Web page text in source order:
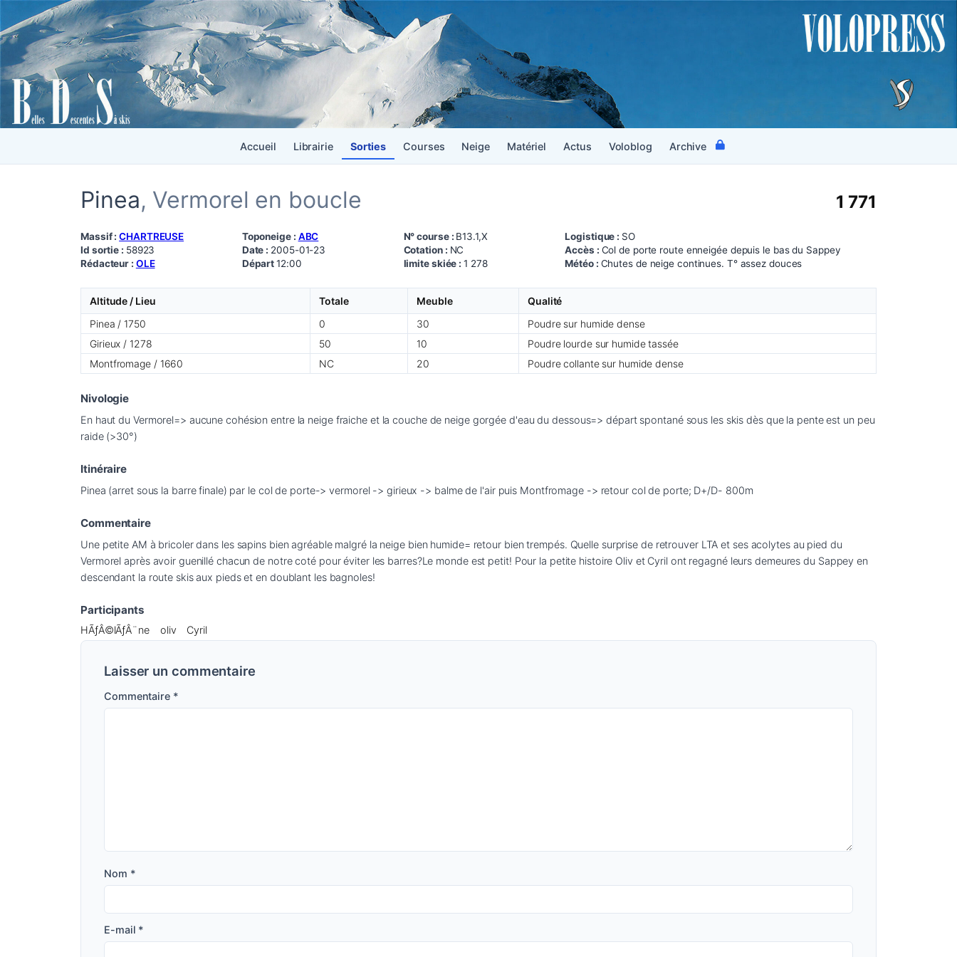
Accueil Librairie Sorties Courses Neige Matériel Actus Voloblog Archive
Pinea, Vermorel en boucle 1 771
Massif :CHARTREUSE
Id sortie : 58923
Rédacteur : OLE
Toponeige : ABC
Date : 2005-01-23
Départ12:00
N° course : B13.1,X
Cotation : NC
limite skiée :1 278
Logistique : SO
Accès : Col de porte route enneigée depuis le bas du Sappey
Météo : Chutes de neige continues. T° assez douces
Altitude / Lieu Totale Meuble
Qualité
Pinea / 1750
0 30
Poudre sur humide dense
Girieux / 1278
50 10
Poudre lourde sur humide tassée
Montfromage / 1660
NC 20 Poudre collante sur humide dense
Nivologie
En haut du Vermorel=> aucune cohésion entre la neige fraiche et la couche de neige gorgée d'eau du dessous=> départ spontané sous les skis dès que la pente est un peu
Itinéraire
Pinea (arret sous la barre finale) par le col de porte-> vermorel -> girieux -> balme de l'air puis Montfromage -> retour col de porte; D+/D- 800m
Commentaire
Une petite AM à bricoler dans les sapins bien agréable malgré la neige bien humide= retour bien trempés. Quelle surprise de retrouver LTA et ses acolytes au pied du
Vermorel après avoir guenillé chacun de notre coté pour éviter les barres?Le monde est petit! Pour la petite histoire Oliv et Cyril ont regagné leurs demeures du Sappey en
Participants
HÃƒÂ©lÃƒÂ¨ne oliv Cyril
Laisser un commentaire
Commentaire *
Nom *
E-mail *